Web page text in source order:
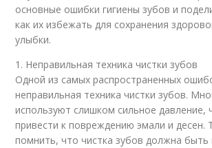
основные ошибки гигиены зубов и
как их избежать для сохранения
улыбки.
1. Неправильная техника чистки зубов
Одной из самых распространенных
неправильная техника чистки зубов.
используют слишком сильное давление,
привести к повреждению эмали и десен.
помнить, что чистка зубов должна быть